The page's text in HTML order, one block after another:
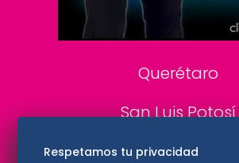
Consultas
Querétaro
San Luis Potosí
Edomex
Respetamos tu privacidad